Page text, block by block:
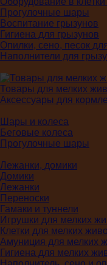
Прогулочные шары
Воспитание грызунов
Гигиена для грызунов
Опилки, сено, песок
Наполнители для
Товары для мелких
Аксессуары для
Шары и колеса
Беговые колеса
Прогулочные шары
Лежанки, домики
Домики
Лежанки
Переноски
Гамаки и туннели
Игрушки для мелких
Клетки для мелких
Амуниция для мелких
Гигиена для мелких